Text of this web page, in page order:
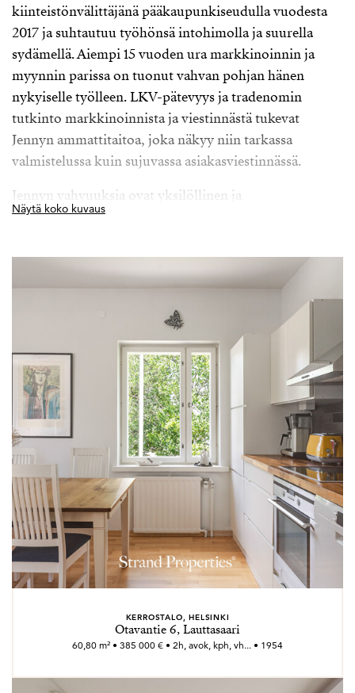
kiinteistönvälittäjänä pääkaupunkiseudulla vuodesta
2017 ja suhtautuu työhönsä intohimolla ja suurella
sydämellä. Aiempi 15 vuoden ura markkinoinnin ja
myynnin parissa on tuonut vahvan pohjan hänen
nykyiselle työlleen. LKV-pätevyys ja tradenomin
tutkinto markkinoinnista ja viestinnästä tukevat
Jennyn ammattitaitoa, joka näkyy niin tarkassa
valmistelussa kuin sujuvassa asiakasviestinnässä.
Jennyn vahvuuksia ovat yksilöllinen ja
asiakaslähtöinen ote sekä erinomainen yhteydenpito
asiakastyytyväisyydessä. Suuri osa hänen asiakkaistaan
tuleekin suositusten kautta, mikä on paras
Espoon Haukilahdessa perheineen asuva kolmen pojan
äiti on tottunut pitämään langat käsissään tilanteessa
kuin tilanteessa. Vapaa-ajalla Jenny rentoutuu
ulkoillen, ystävien seurassa tai elokuvissa – mutta
ehdottomasti parasta on päästä kaksi kertaa viikossa
balettitunnille.
Näytä koko kuvaus
KERROSTALO, HELSINKI
Otavantie 6, Lauttasaari
60,80 m² • 385 000 € • 2h, avok, kph, vh... • 1954